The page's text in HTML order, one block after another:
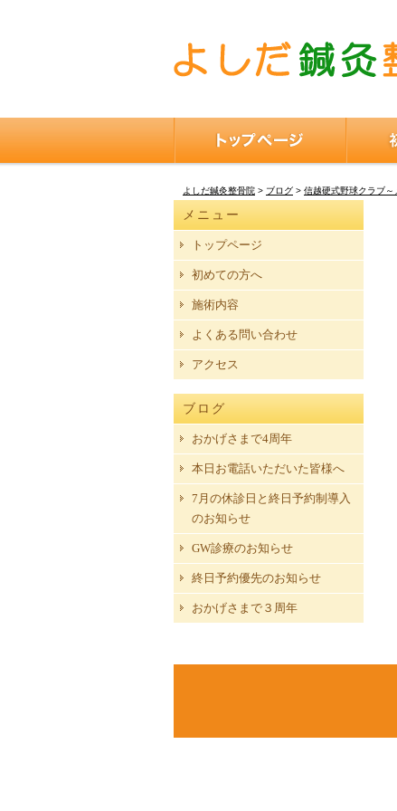
よしだ鍼灸整骨院 > ブログ > 信越硬式野球クラブ～
メニュー
トップページ
初めての方へ
施術内容
よくある問い合わせ
アクセス
ブログ
おかげさまで4周年
本日お電話いただいた皆様へ
7月の休診日と終日予約制導入
のお知らせ
GW診療のお知らせ
終日予約優先のお知らせ
おかげさまで３周年